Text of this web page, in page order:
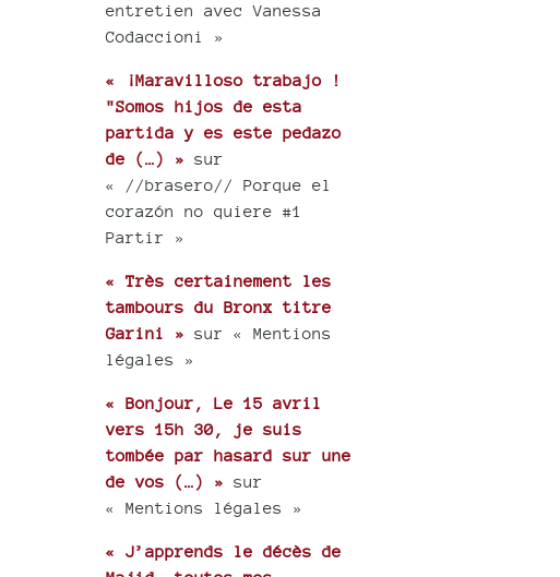
entretien avec Vanessa
Codaccioni »
« ¡Maravilloso trabajo !
"Somos hijos de esta
partida y es este pedazo
de (…) » sur
« //brasero// Porque el
corazón no quiere #1
Partir »
« Très certainement les
tambours du Bronx titre
Garini » sur « Mentions
légales »
« Bonjour, Le 15 avril
vers 15h 30, je suis
tombée par hasard sur une
de vos (…) » sur
« Mentions légales »
« J’apprends le décès de